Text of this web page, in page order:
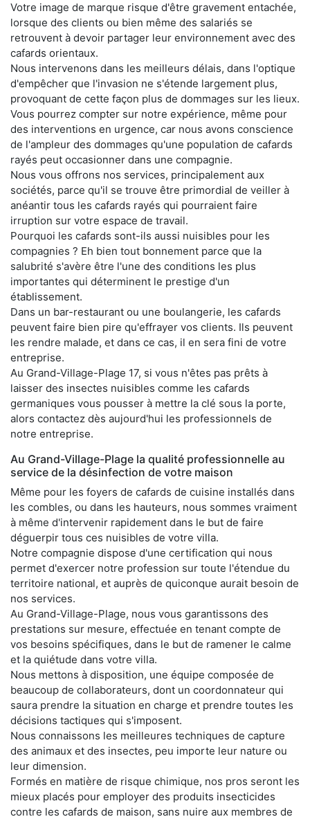
Votre image de marque risque d'être gravement entachée,
lorsque des clients ou bien même des salariés se
retrouvent à devoir partager leur environnement avec des
cafards orientaux.
Nous intervenons dans les meilleurs délais, dans l'optique
d'empêcher que l'invasion ne s'étende largement plus,
provoquant de cette façon plus de dommages sur les lieux.
Vous pourrez compter sur notre expérience, même pour
des interventions en urgence, car nous avons conscience
de l'ampleur des dommages qu'une population de cafards
rayés peut occasionner dans une compagnie.
Nous vous offrons nos services, principalement aux
sociétés, parce qu'il se trouve être primordial de veiller à
anéantir tous les cafards rayés qui pourraient faire
irruption sur votre espace de travail.
Pourquoi les cafards sont-ils aussi nuisibles pour les
compagnies ? Eh bien tout bonnement parce que la
salubrité s'avère être l'une des conditions les plus
importantes qui déterminent le prestige d'un
établissement.
Dans un bar-restaurant ou une boulangerie, les cafards
peuvent faire bien pire qu'effrayer vos clients. Ils peuvent
les rendre malade, et dans ce cas, il en sera fini de votre
entreprise.
Au Grand-Village-Plage 17, si vous n'êtes pas prêts à
laisser des insectes nuisibles comme les cafards
germaniques vous pousser à mettre la clé sous la porte,
alors contactez dès aujourd'hui les professionnels de
notre entreprise.
Au Grand-Village-Plage la qualité professionnelle au
service de la désinfection de votre maison
Même pour les foyers de cafards de cuisine installés dans
les combles, ou dans les hauteurs, nous sommes vraiment
à même d'intervenir rapidement dans le but de faire
déguerpir tous ces nuisibles de votre villa.
Notre compagnie dispose d'une certification qui nous
permet d'exercer notre profession sur toute l'étendue du
territoire national, et auprès de quiconque aurait besoin de
nos services.
Au Grand-Village-Plage, nous vous garantissons des
prestations sur mesure, effectuée en tenant compte de
vos besoins spécifiques, dans le but de ramener le calme
et la quiétude dans votre villa.
Nous mettons à disposition, une équipe composée de
beaucoup de collaborateurs, dont un coordonnateur qui
saura prendre la situation en charge et prendre toutes les
décisions tactiques qui s'imposent.
Nous connaissons les meilleures techniques de capture
des animaux et des insectes, peu importe leur nature ou
leur dimension.
Formés en matière de risque chimique, nos pros seront les
mieux placés pour employer des produits insecticides
contre les cafards de maison, sans nuire aux membres de